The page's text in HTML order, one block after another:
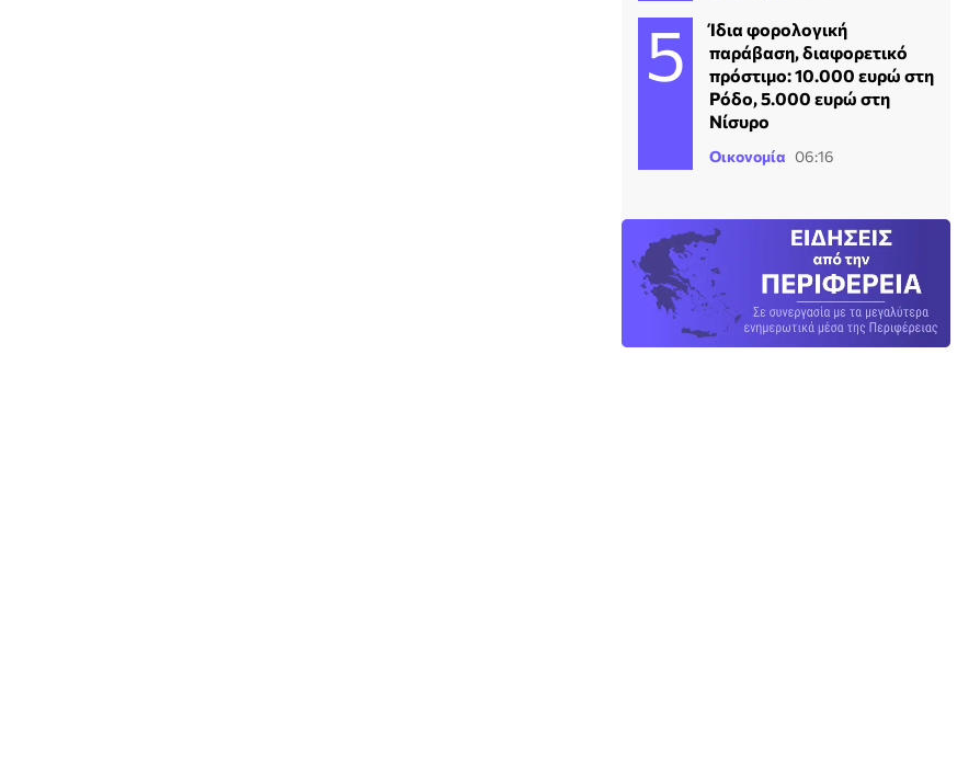
Ίδια φορολογική
παράβαση, διαφορετικό
πρόστιμο: 10.000 ευρώ στη
Ρόδο, 5.000 ευρώ στη
Νίσυρο
Οικονομία 06:16